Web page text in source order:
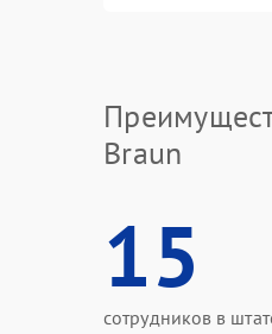
Braun
15
сотрудников в